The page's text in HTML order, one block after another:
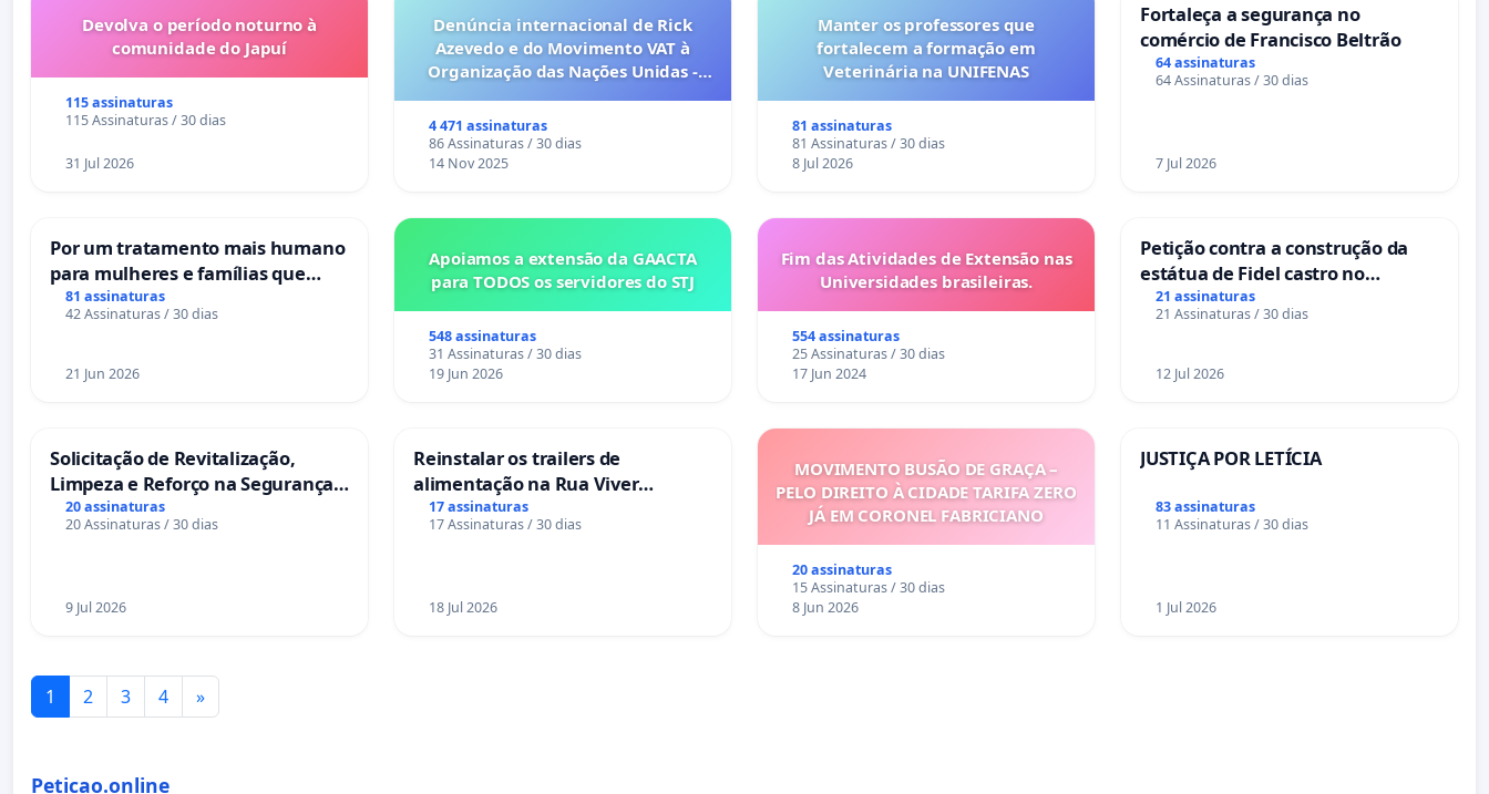
Devolva o período noturno à
comunidade do Japuí
115 assinaturas
115 Assinaturas / 30 dias
31 Jul 2026
Denúncia internacional de Rick
Azevedo e do Movimento VAT à
Organização das Nações Unidas -
6x1 enquanto o lobby empresarial
compra a omissão do Congresso.
4 471 assinaturas
86 Assinaturas / 30 dias
14 Nov 2025
Manter os professores que
fortalecem a formação em
Veterinária na UNIFENAS
81 assinaturas
81 Assinaturas / 30 dias
8 Jul 2026
Fortaleça a segurança no
comércio de Francisco Beltrão
64 assinaturas
64 Assinaturas / 30 dias
7 Jul 2026
Por um tratamento mais humano
para mulheres e famílias que
sofrem uma perda gestacional
nos hospitais portugueses
81 assinaturas
42 Assinaturas / 30 dias
21 Jun 2026
Apoiamos a extensão da GAACTA
para TODOS os servidores do STJ
548 assinaturas
31 Assinaturas / 30 dias
19 Jun 2026
Fim das Atividades de Extensão nas
Universidades brasileiras.
554 assinaturas
25 Assinaturas / 30 dias
17 Jun 2024
Petição contra a construção da
estátua de Fidel castro no
mirante do Caju
21 assinaturas
21 Assinaturas / 30 dias
12 Jul 2026
Solicitação de Revitalização,
Limpeza e Reforço na Segurança
das Praças da Rua Cachoeira das
Sete Ilhas
20 assinaturas
20 Assinaturas / 30 dias
9 Jul 2026
Reinstalar os trailers de
alimentação na Rua Viver
Salvador
17 assinaturas
17 Assinaturas / 30 dias
18 Jul 2026
MOVIMENTO BUSÃO DE GRAÇA –
PELO DIREITO À CIDADE TARIFA ZERO
JÁ EM CORONEL FABRICIANO
20 assinaturas
15 Assinaturas / 30 dias
8 Jun 2026
JUSTIÇA POR LETÍCIA
83 assinaturas
11 Assinaturas / 30 dias
1 Jul 2026
1 2 3 4 »
Peticao.online